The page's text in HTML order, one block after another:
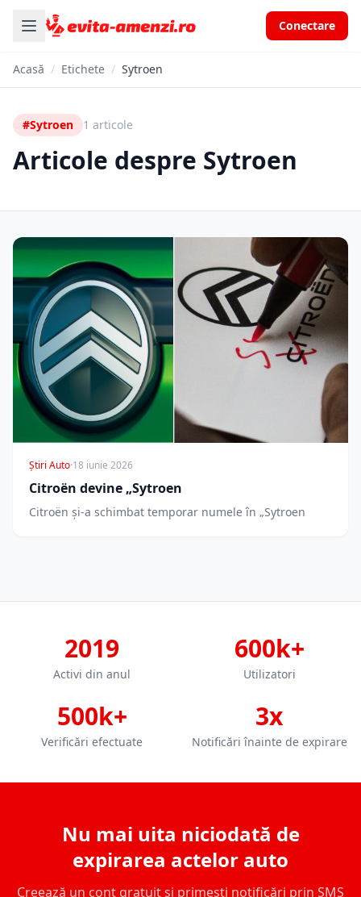
Conectare
Acasă / Etichete / Sytroen
#Sytroen 1 articole
Articole despre Sytroen
Știri Auto·18 iunie 2026
Citroën devine „Sytroen
Citroën și-a schimbat temporar numele în „Sytroen
2019
Activi din anul
600k+
Utilizatori
500k+
Verificări efectuate
3x
Notificări înainte de expirare
Nu mai uita niciodată de
expirarea actelor auto
Creează un cont gratuit și primești notificări prin SMS